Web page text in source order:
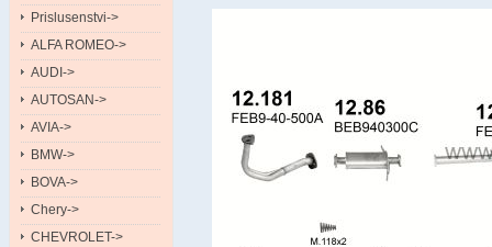
Prislusenstvi->
ALFA ROMEO->
AUDI->
AUTOSAN->
AVIA->
BMW->
BOVA->
Chery->
CHEVROLET->